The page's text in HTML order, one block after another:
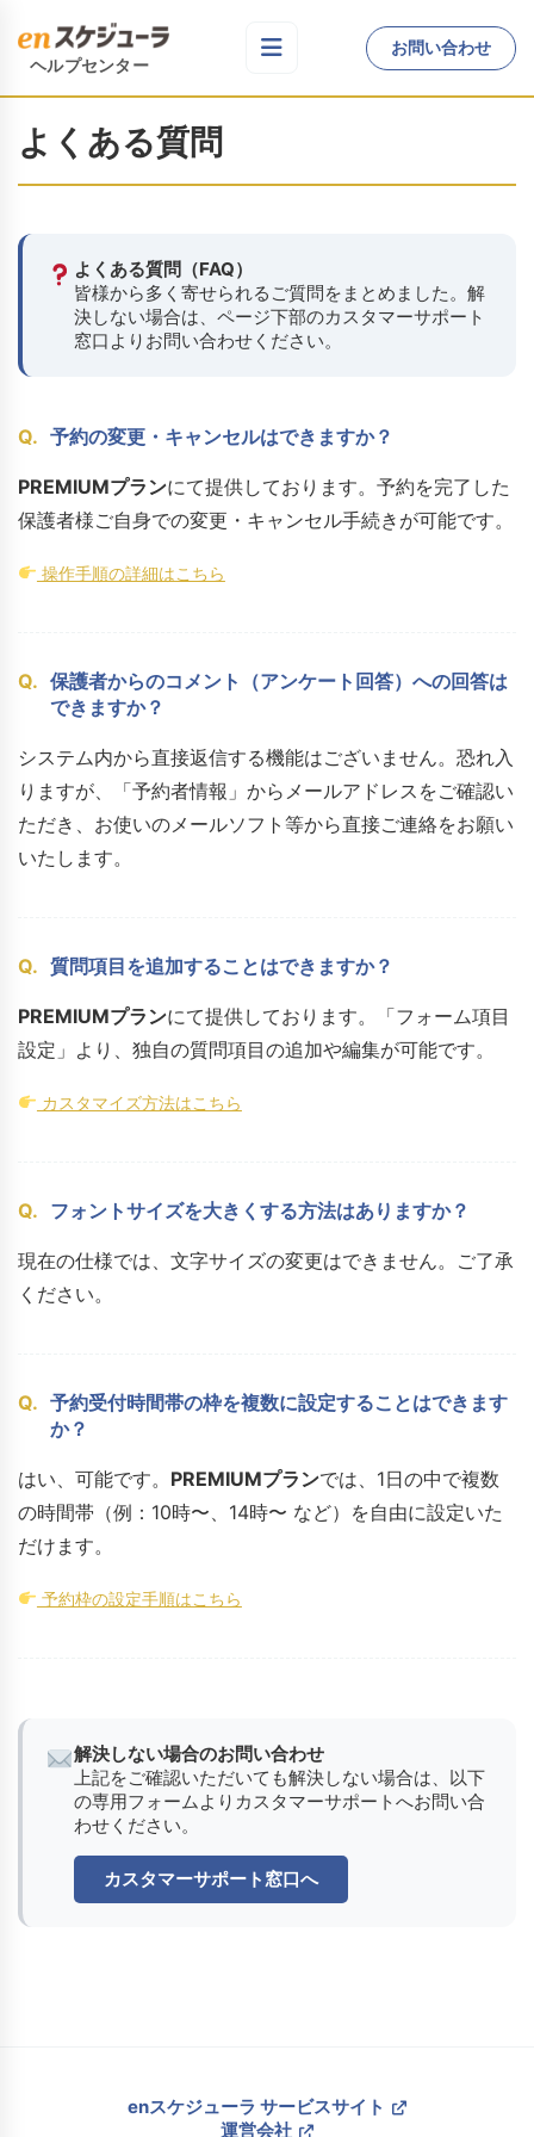
ヘルプセンター
お問い合わせ
よくある質問
よくある質問（FAQ）
皆様から多く寄せられるご質問をまとめました。解
決しない場合は、ページ下部のカスタマーサポート
窓口よりお問い合わせください。
Q. 予約の変更・キャンセルはできますか？
PREMIUMプランにて提供しております。予約を完了した
保護者様ご自身での変更・キャンセル手続きが可能です。
操作手順の詳細はこちら
Q. 保護者からのコメント（アンケート回答）への回答は
できますか？
システム内から直接返信する機能はございません。恐れ入
りますが、「予約者情報」からメールアドレスをご確認い
ただき、お使いのメールソフト等から直接ご連絡をお願い
いたします。
Q. 質問項目を追加することはできますか？
PREMIUMプランにて提供しております。「フォーム項目
設定」より、独自の質問項目の追加や編集が可能です。
カスタマイズ方法はこちら
Q. フォントサイズを大きくする方法はありますか？
現在の仕様では、文字サイズの変更はできません。ご了承
ください。
Q. 予約受付時間帯の枠を複数に設定することはできます
か？
はい、可能です。 PREMIUMプランでは、1日の中で複数
の時間帯（例：10時〜、14時〜 など）を自由に設定いた
だけます。
予約枠の設定手順はこちら
解決しない場合のお問い合わせ
上記をご確認いただいても解決しない場合は、以下
の専用フォームよりカスタマーサポートへお問い合
わせください。
カスタマーサポート窓口へ
enスケジューラ サービスサイト
運営会社